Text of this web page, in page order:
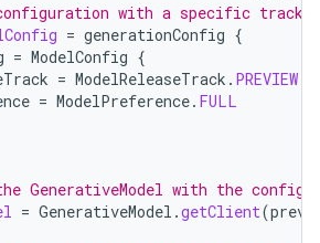
with a specific track
= generationConfig {
= ModelConfig {
= ModelReleaseTrack . PREVIEW
= ModelPreference. FULL
with the
= GenerativeModel .getClient(